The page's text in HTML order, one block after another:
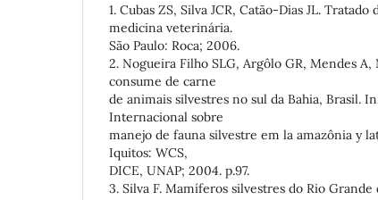
1. Cubas ZS, Silva JCR, Catão-Dias JL. Tratado
medicina veterinária.
São Paulo: Roca; 2006.
2. Nogueira Filho SLG, Argôlo GR, Mendes A,
consume de carne
de animais silvestres no sul da Bahia, Brasil.
Internacional sobre
manejo de fauna silvestre em la amazônia y
Iquitos: WCS,
DICE, UNAP; 2004. p.97.
3. Silva F. Mamíferos silvestres do Rio